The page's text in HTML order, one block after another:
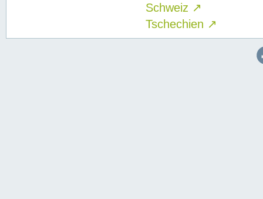
Schweiz ↗
Tschechien ↗